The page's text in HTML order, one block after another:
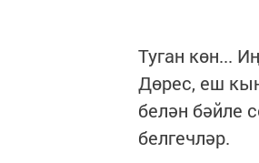
Туган көн...
Дөрес, еш
белән бәйле
белгечләр.